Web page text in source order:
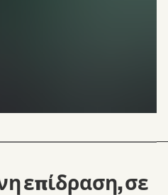
επίδραση, σε